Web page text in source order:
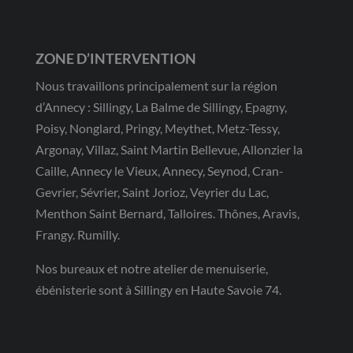
ZONE D’INTERVENTION
Nous travaillons principalement sur la région
d’Annecy : Sillingy, La Balme de Sillingy, Epagny,
Poisy, Nonglard, Pringy, Meythet, Metz-Tessy,
Argonay, Villaz, Saint Martin Bellevue, Allonzier la
Caille, Annecy le Vieux, Annecy, Seynod, Cran-
Gevrier, Sévrier, Saint Jorioz, Veyrier du Lac,
Menthon Saint Bernard, Talloires. Thônes, Aravis,
Frangy. Rumilly.
Nos bureaux et notre atelier de menuiserie,
ébénisterie sont à Sillingy en Haute Savoie 74.